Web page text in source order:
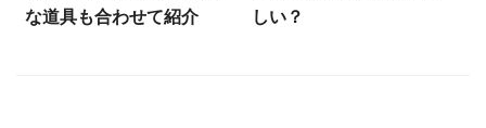
な道具も合わせて紹介
しい？